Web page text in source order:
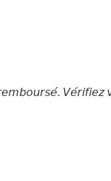
𝘝𝘦́𝘳𝘪𝘧𝘪𝘦𝘻